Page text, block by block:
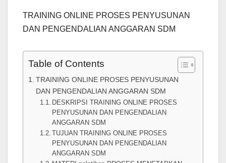
TRAINING ONLINE PROSES PENYUSUNAN
DAN PENGENDALIAN ANGGARAN SDM
Table of Contents
TRAINING ONLINE PROSES PENYUSUNAN
DAN PENGENDALIAN ANGGARAN SDM
DESKRIPSI TRAINING ONLINE PROSES
PENYUSUNAN DAN PENGENDALIAN
ANGGARAN SDM
TUJUAN TRAINING ONLINE PROSES
PENYUSUNAN DAN PENGENDALIAN
ANGGARAN SDM